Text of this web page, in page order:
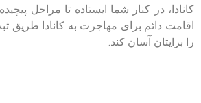
کانادا، در کنار شما ایستاده تا مراحل
اقامت دائم برای مهاجرت به کانادا طریق
را برایتان آسان کند.